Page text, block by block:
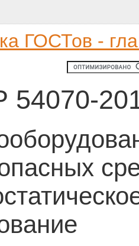
ГОСТов -
54070-